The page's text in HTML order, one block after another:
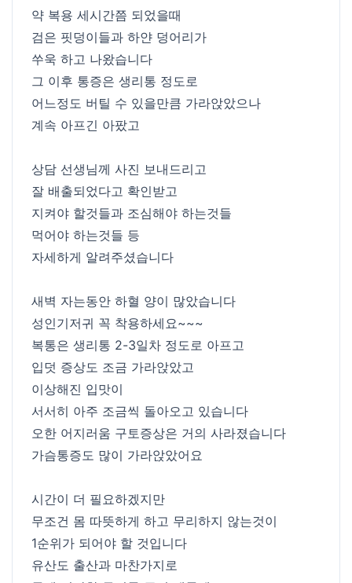
약 복용 세시간쯤 되었을때
검은 핏덩이들과 하얀 덩어리가
쑤욱 하고 나왔습니다
그 이후 통증은 생리통 정도로
어느정도 버틸 수 있을만큼 가라앉았으나
계속 아프긴 아팠고
상담 선생님께 사진 보내드리고
잘 배출되었다고 확인받고
지켜야 할것들과 조심해야 하는것들
먹어야 하는것들 등
자세하게 알려주셨습니다
새벽 자는동안 하혈 양이 많았습니다
성인기저귀 꼭 착용하세요~~~
복통은 생리통 2-3일차 정도로 아프고
입덧 증상도 조금 가라앉았고
이상해진 입맛이
서서히 아주 조금씩 돌아오고 있습니다
오한 어지러움 구토증상은 거의 사라졌습니다
가슴통증도 많이 가라앉았어요
시간이 더 필요하겠지만
무조건 몸 따뜻하게 하고 무리하지 않는것이
1순위가 되어야 할 것입니다
유산도 출산과 마찬가지로